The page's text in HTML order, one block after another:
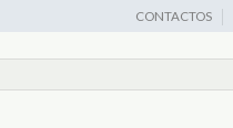
CONTACTOS